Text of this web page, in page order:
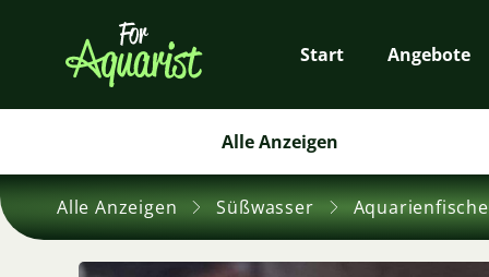
Start Angebote
Alle Anzeigen
Alle Anzeigen Süßwasser Aquarienfische